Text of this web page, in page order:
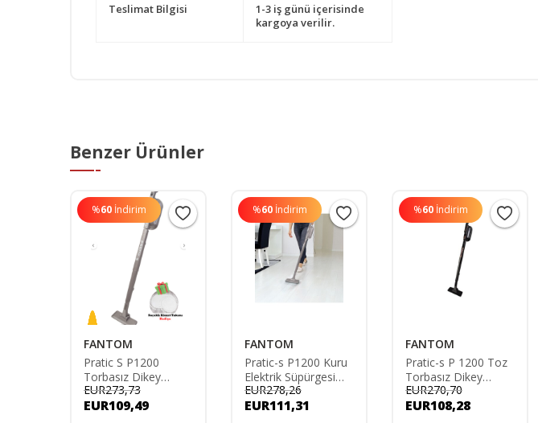
Teslimat Bilgisi
1-3 iş günü içerisinde
kargoya verilir.
Benzer Ürünler
%60 İndirim
FANTOM
Pratic S P1200
Torbasız Dikey
Süpürge - Antrasit
AIR1000367
EUR273,73
EUR109,49
%60 İndirim
FANTOM
Pratic-s P1200 Kuru
Elektrik Süpürgesi
Antrasit Pratic-S
P1200
EUR278,26
EUR111,31
%60 İndirim
FANTOM
Pratic-s P 1200 Toz
Torbasız Dikey
Süpürge Siyah 1976
EUR270,70
EUR108,28